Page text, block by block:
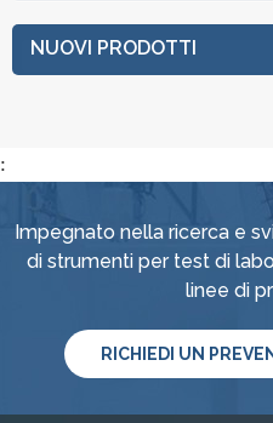
NUOVI PRODOTTI
:
Impegnato nella ricerca e
di strumenti per test di
linee di
RICHIEDI UN